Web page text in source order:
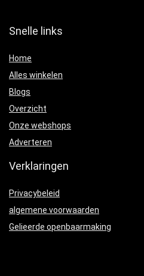
Snelle links
Home
Alles winkelen
Blogs
Overzicht
Onze webshops
Adverteren
Verklaringen
Privacybeleid
algemene voorwaarden
Gelieerde openbaarmaking